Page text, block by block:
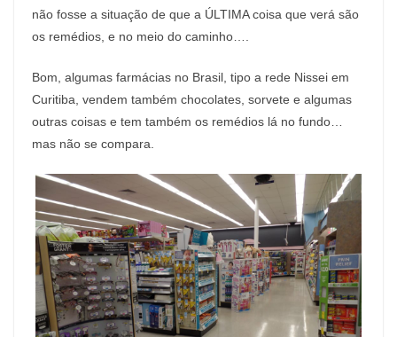
não fosse a situação de que a ÚLTIMA coisa que verá são
os remédios, e no meio do caminho….
Bom, algumas farmácias no Brasil, tipo a rede Nissei em
Curitiba, vendem também chocolates, sorvete e algumas
outras coisas e tem também os remédios lá no fundo…
mas não se compara.